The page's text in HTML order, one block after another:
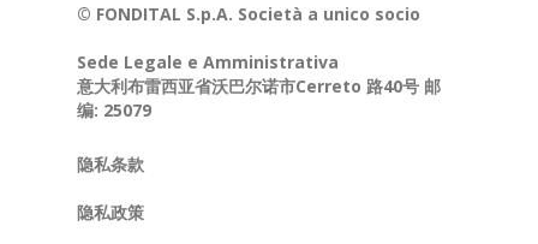
© FONDITAL S.p.A. Società a unico socio
Sede Legale e Amministrativa
意大利布雷西亚省沃巴尔诺市Cerreto 路40号 邮
编: 25079
隐私条款
隐私政策